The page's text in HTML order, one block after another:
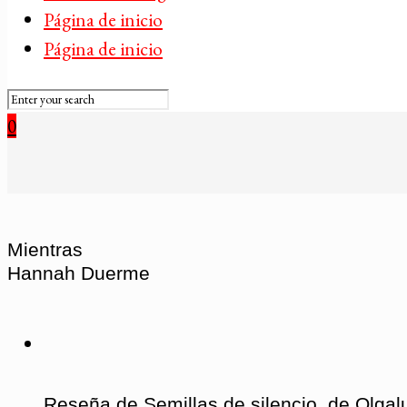
Página de inicio
Página de inicio
0
Mientras
Hannah Duerme